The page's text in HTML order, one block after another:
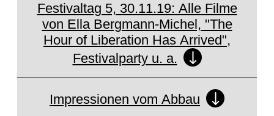
Festivaltag 5, 30.11.19: Alle Filme
von Ella Bergmann-Michel, "The
Hour of Liberation Has Arrived",
Festivalparty u. a.
Impressionen vom Abbau